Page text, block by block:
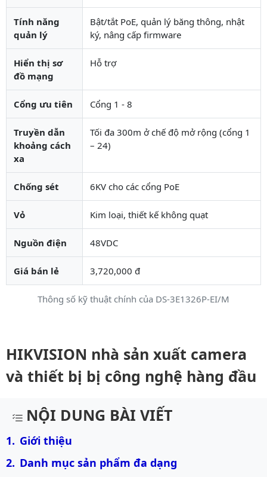
Thông số kỹ thuật chính của DS-3E1326P-EI/M
Tính năng
quản lý
Bật/tắt PoE, quản lý băng thông, nhật
ký, nâng cấp firmware
Hiển thị sơ
đồ mạng
Hỗ trợ
Cổng ưu tiên Cổng 1 - 8
Truyền dẫn
khoảng cách
xa
Tối đa 300m ở chế độ mở rộng (cổng 1
– 24)
Chống sét 6KV cho các cổng PoE
Vỏ Kim loại, thiết kế không quạt
Nguồn điện 48VDC
Giá bán lẻ 3,720,000 đ
HIKVISION nhà sản xuất camera
và thiết bị bị công nghệ hàng đầu
NỘI DUNG BÀI VIẾT
Giới thiệu
Danh mục sản phẩm đa dạng